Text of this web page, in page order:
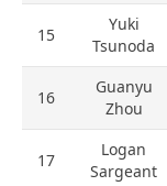
15
Yuki
Tsunoda
16
Guanyu
Zhou
17
Logan
Sargeant